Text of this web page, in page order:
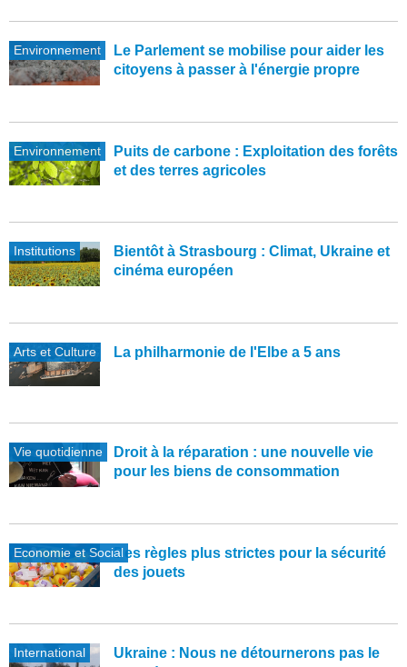
Environnement
Le Parlement se mobilise pour aider les
citoyens à passer à l'énergie propre
Environnement
Puits de carbone : Exploitation des forêts
et des terres agricoles
Institutions
Bientôt à Strasbourg : Climat, Ukraine et
cinéma européen
Arts et Culture La philharmonie de l'Elbe a 5 ans
Vie quotidienne
Droit à la réparation : une nouvelle vie
pour les biens de consommation
Economie et SocialDes règles plus strictes pour la sécurité
des jouets
International
Ukraine : Nous ne détournerons pas le